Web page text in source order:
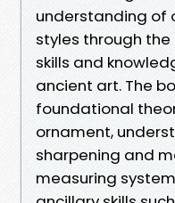
understanding of
styles through
skills and
ancient art. The
foundational
ornament,
sharpening and
measuring